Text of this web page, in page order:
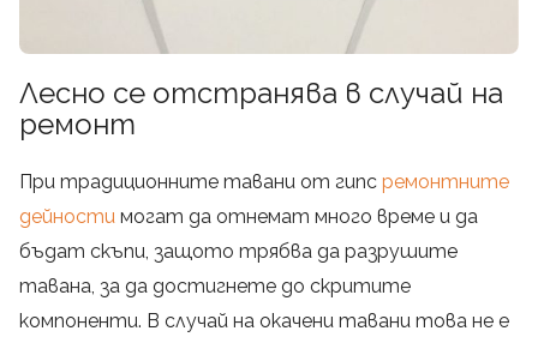
Лесно се отстранява в случай на
ремонт
При традиционните тавани от гипс ремонтните
дейности могат да отнемат много време и да
бъдат скъпи, защото трябва да разрушите
тавана, за да достигнете до скритите
компоненти. В случай на окачени тавани това не е